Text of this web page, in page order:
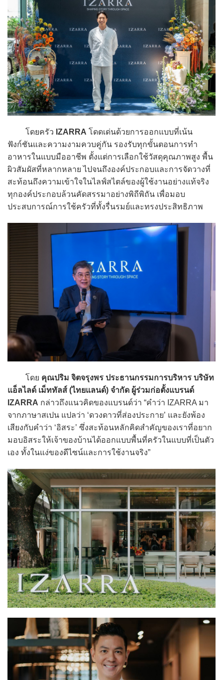
โดยครัว IZARRA โดดเด่นด้วยการออกแบบที่เน้น
ฟังก์ชันและความงามควบคู่กัน รองรับทุกขั้นตอนการทำ
อาหารในแบบมืออาชีพ ตั้งแต่การเลือกใช้วัสดุคุณภาพสูง พื้น
ผิวสัมผัสที่หลากหลาย ไปจนถึงองค์ประกอบและการจัดวางที่
สะท้อนถึงความเข้าใจในไลฟ์สไตล์ของผู้ใช้งานอย่างแท้จริง
ทุกองค์ประกอบล้วนคัดสรรมาอย่างพิถีพิถัน เพื่อมอบ
ประสบการณ์การใช้ครัวที่ทั้งรื่นรมย์และทรงประสิทธิภาพ
โดย คุณปริม จิตจรุงพร ประธานกรรมการบริหาร บริษัท
แอ็ลไลด์ เม็ททัลส์ (ไทยแลนด์) จำกัด ผู้ร่วมก่อตั้งแบรนด์
IZARRA กล่าวถึงแนวคิดของแบรนด์ว่า “คำว่า IZARRA มา
จากภาษาสเปน แปลว่า ‘ดวงดาวที่ส่องประกาย’ และยังพ้อง
เสียงกับคำว่า ‘อิสระ’ ซึ่งสะท้อนหลักคิดสำคัญของเราที่อยาก
มอบอิสระให้เจ้าของบ้านได้ออกแบบพื้นที่ครัวในแบบที่เป็นตัว
เอง ทั้งในแง่ของดีไซน์และการใช้งานจริง”